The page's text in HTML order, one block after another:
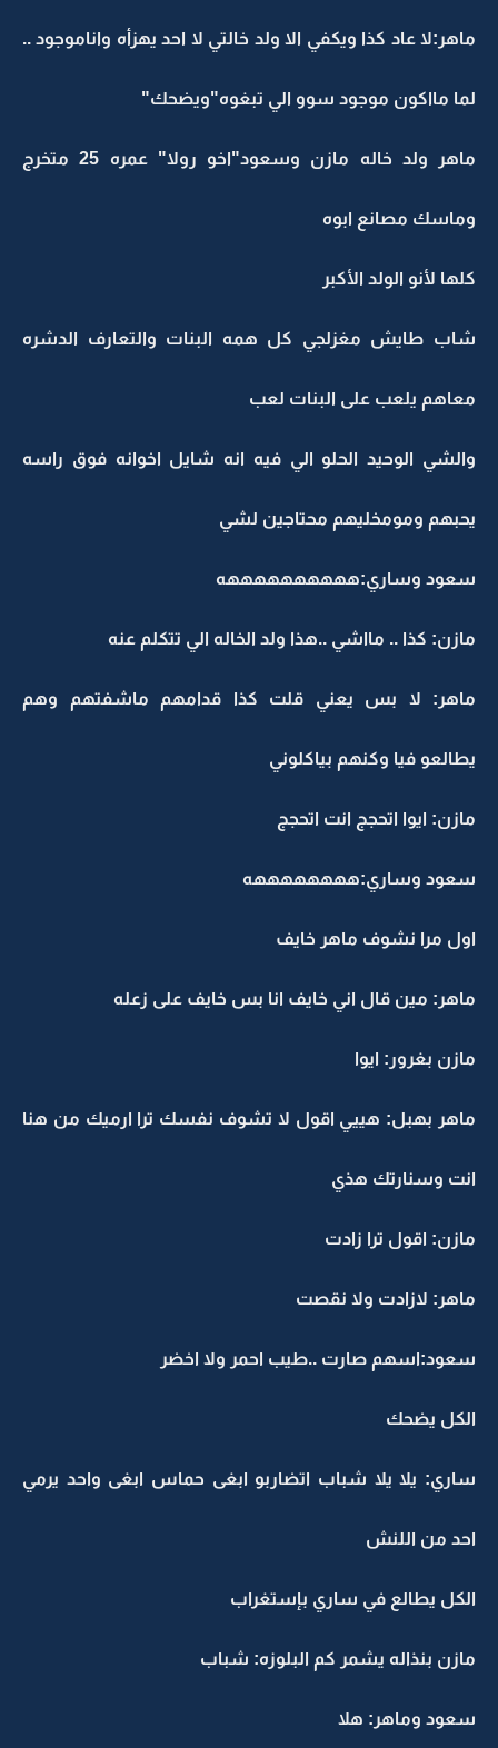
ماهر:لا عاد كذا ويكفي الا ولد خالتي لا احد يهزأه واناموجود ..
لما مااكون موجود سوو الي تبغوه"ويضحك"
ماهر ولد خاله مازن وسعود"اخو رولا" عمره 25 متخرج
وماسك مصانع ابوه
كلها لأنو الولد الأكبر
شاب طايش مغزلجي كل همه البنات والتعارف الدشره
معاهم يلعب على البنات لعب
والشي الوحيد الحلو الي فيه انه شايل اخوانه فوق راسه
يحبهم ومومخليهم محتاجين لشي
سعود وساري:ههههههههههه
مازن: كذا .. مااشي ..هذا ولد الخاله الي تتكلم عنه
ماهر: لا بس يعني قلت كذا قدامهم ماشفتهم وهم
يطالعو فيا وكنهم بياكلوني
مازن: ايوا اتحجج انت اتحجج
سعود وساري:ههههههههه
اول مرا نشوف ماهر خايف
ماهر: مين قال اني خايف انا بس خايف على زعله
مازن بغرور: ايوا
ماهر بهبل: هييي اقول لا تشوف نفسك ترا ارميك من هنا
انت وسنارتك هذي
مازن: اقول ترا زادت
ماهر: لازادت ولا نقصت
سعود:اسهم صارت ..طيب احمر ولا اخضر
الكل يضحك
ساري: يلا يلا شباب اتضاربو ابغى حماس ابغى واحد يرمي
احد من اللنش
الكل يطالع في ساري بإستغراب
مازن بنذاله يشمر كم البلوزه: شباب
سعود وماهر: هلا